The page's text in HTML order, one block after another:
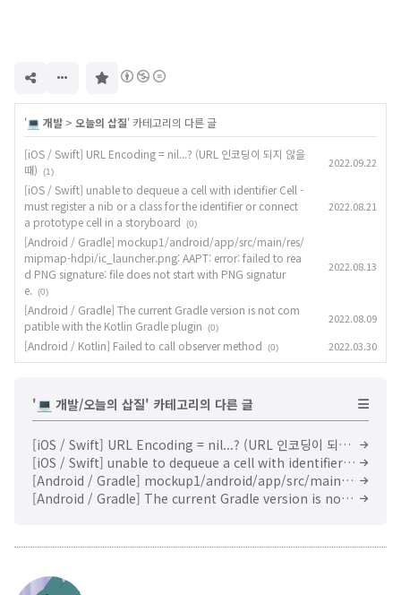
'💻 개발 > 오늘의 삽질' 카테고리의 다른 글
[iOS / Swift] URL Encoding = nil...? (URL 인코딩이 되지 않을
때)
(1)
2022.09.22
[iOS / Swift] unable to dequeue a cell with identifier Cell -
must register a nib or a class for the identifier or connect
a prototype cell in a storyboard
(0)
2022.08.21
[Android / Gradle] mockup1/android/app/src/main/res/
mipmap-hdpi/ic_launcher.png: AAPT: error: failed to rea
d PNG signature: file does not start with PNG signatur
e.
(0)
2022.08.13
[Android / Gradle] The current Gradle version is not com
patible with the Kotlin Gradle plugin
(0)
2022.08.09
[Android / Kotlin] Failed to call observer method (0) 2022.03.30
'💻 개발/오늘의 삽질' 카테고리의 다른 글
[iOS / Swift] URL Encoding = nil...? (URL 인코딩이 되지 않을 때)
[iOS / Swift] unable to dequeue a cell with identifier Cell - must register a nib or a class for the identifier or connect a prototype cell in a storyboard
[Android / Gradle] mockup1/android/app/src/main/res/mipmap-hdpi/ic_launcher.png: AAPT: error: failed to read PNG signature: file does not start with PNG signature.
[Android / Gradle] The current Gradle version is not compatible with the Kotlin Gradle plugin